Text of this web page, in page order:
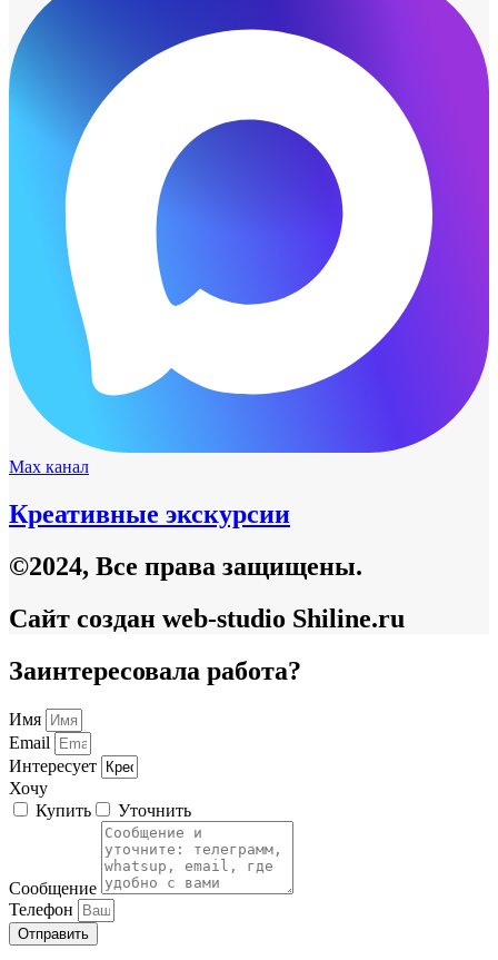
Max канал
Креативные экскурсии
©2024, Все права защищены.
Сайт создан web-studio Shiline.ru
Заинтересовала работа?
Имя
Email
Интересует
Хочу
Купить
Уточнить
Сообщение
Телефон
Отправить